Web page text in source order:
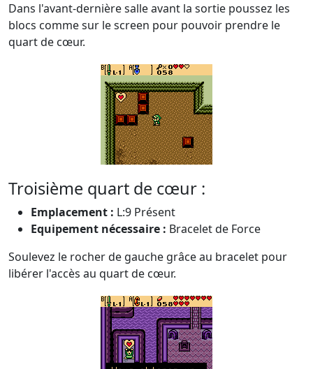
Dans l'avant-dernière salle avant la sortie poussez les
blocs comme sur le screen pour pouvoir prendre le
quart de cœur.
Troisième quart de cœur :
Emplacement : L:9 Présent
Equipement nécessaire : Bracelet de Force
Soulevez le rocher de gauche grâce au bracelet pour
libérer l'accès au quart de cœur.